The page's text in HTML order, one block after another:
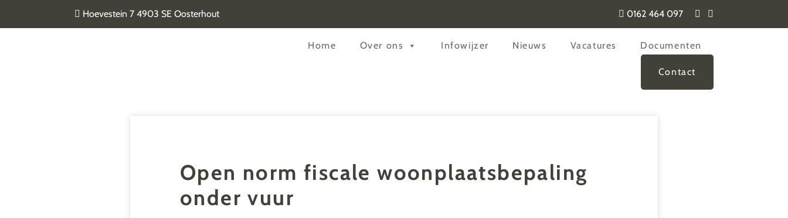
Hoevestein 7 4903 SE Oosterhout 0162 464 097
Header
Home Over ons Infowijzer Nieuws Vacatures Documenten
Contact
Open norm fiscale woonplaatsbepaling
onder vuur